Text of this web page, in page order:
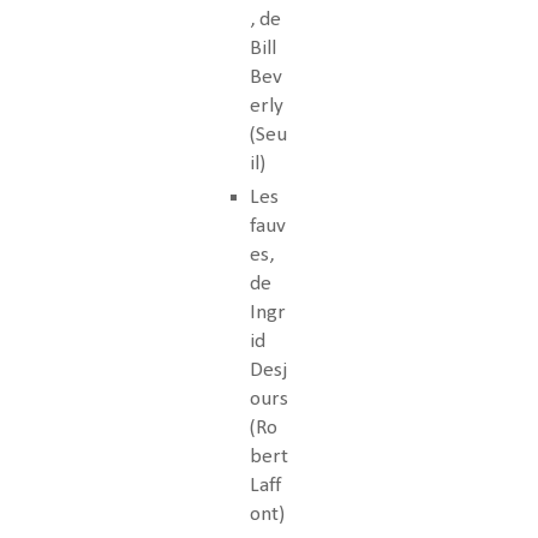
, de
Bill
Bev
erly
(Seu
il)
Les
fauv
es,
de
Ingr
id
Desj
ours
(Ro
bert
Laff
ont)